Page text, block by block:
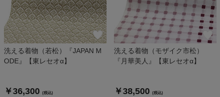
洗える着物（若松）『JAPAN M
ODE』【東レセオα】
￥36,300 (税込)
洗える着物（モザイク市松）
『月華美人』【東レセオα】
￥38,500 (税込)